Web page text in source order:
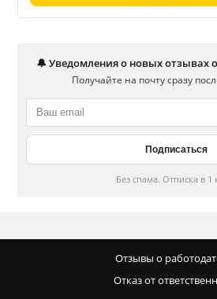
🔔 Уведомления о новых отзывах
Получайте на почту сразу
Без спама. Отписка в 1
Отзывы о
Отказ от